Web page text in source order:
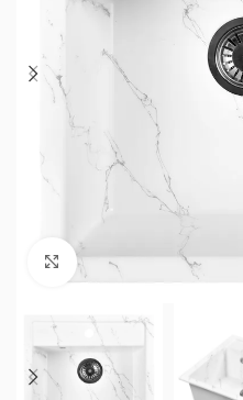
Нажмите, чтобы